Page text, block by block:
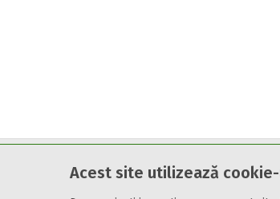
Acest site utilizează
Cazare7 vă pune la dispozitie informatii